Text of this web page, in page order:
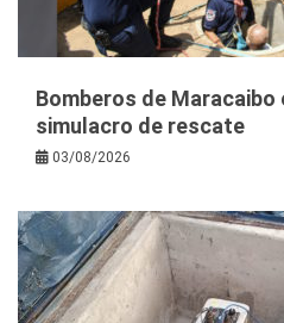
Bomberos de
simulacro de rescate
03/08/2026